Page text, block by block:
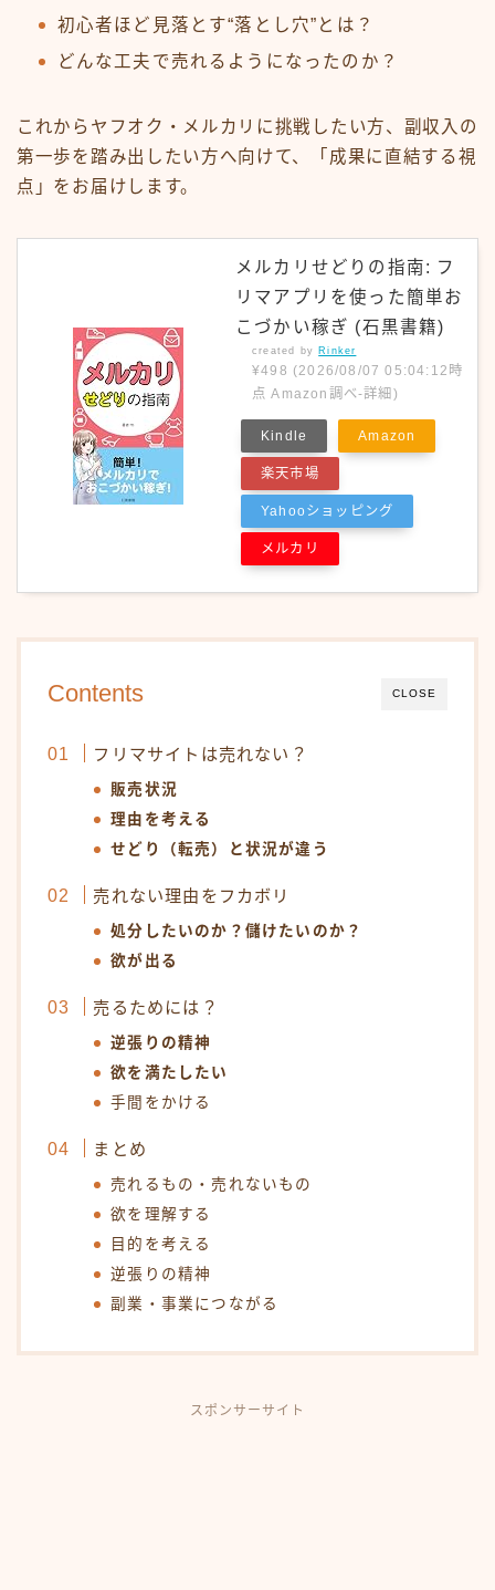
初心者ほど見落とす“落とし穴”とは？
どんな工夫で売れるようになったのか？
これからヤフオク・メルカリに挑戦したい方、副収入の
第一歩を踏み出したい方へ向けて、「成果に直結する視
点」をお届けします。
メルカリせどりの指南: フ
リマアプリを使った簡単お
こづかい稼ぎ (石黒書籍)
created by Rinker
¥498 (2026/08/07 05:04:12時
点 Amazon調べ-詳細)
Kindle Amazon
楽天市場
Yahooショッピング
メルカリ
CLOSE
Contents
フリマサイトは売れない？
販売状況
理由を考える
せどり（転売）と状況が違う
売れない理由をフカボリ
処分したいのか？儲けたいのか？
欲が出る
売るためには？
逆張りの精神
欲を満たしたい
手間をかける
まとめ
売れるもの・売れないもの
欲を理解する
目的を考える
逆張りの精神
副業・事業につながる
スポンサーサイト